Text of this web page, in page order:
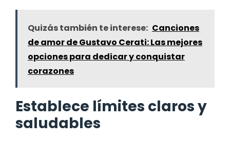
Quizás también te interese: Canciones
de amor de Gustavo Cerati: Las mejores
opciones para dedicar y conquistar
corazones
Establece límites claros y
saludables